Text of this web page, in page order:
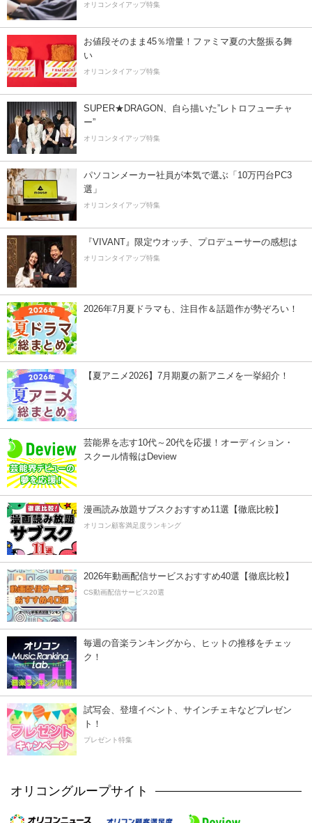
オリコンタイアップ特集
お値段そのまま45％増量！ファミマ夏の大盤振る舞
い
オリコンタイアップ特集
SUPER★DRAGON、自ら描いた”レトロフューチャ
ー”
オリコンタイアップ特集
パソコンメーカー社員が本気で選ぶ「10万円台PC3
選」
オリコンタイアップ特集
『VIVANT』限定ウオッチ、プロデューサーの感想は
オリコンタイアップ特集
2026年7月夏ドラマも、注目作＆話題作が勢ぞろい！
【夏アニメ2026】7月期夏の新アニメを一挙紹介！
芸能界を志す10代～20代を応援！オーディション・
スクール情報はDeview
漫画読み放題サブスクおすすめ11選【徹底比較】
オリコン顧客満足度ランキング
2026年動画配信サービスおすすめ40選【徹底比較】
CS動画配信サービス20選
毎週の音楽ランキングから、ヒットの推移をチェッ
ク！
試写会、登壇イベント、サインチェキなどプレゼン
ト！
プレゼント特集
オリコングループサイト